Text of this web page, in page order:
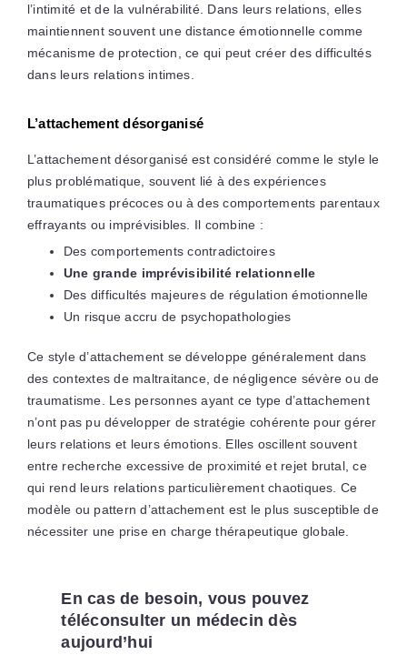
l’intimité et de la vulnérabilité. Dans leurs relations, elles
maintiennent souvent une distance émotionnelle comme
mécanisme de protection, ce qui peut créer des difficultés
dans leurs relations intimes.
L’attachement désorganisé
L’attachement désorganisé est considéré comme le style le
plus problématique, souvent lié à des expériences
traumatiques précoces ou à des comportements parentaux
effrayants ou imprévisibles. Il combine :
Des comportements contradictoires
Une grande imprévisibilité relationnelle
Des difficultés majeures de régulation émotionnelle
Un risque accru de psychopathologies
Ce style d’attachement se développe généralement dans
des contextes de maltraitance, de négligence sévère ou de
traumatisme. Les personnes ayant ce type d’attachement
n’ont pas pu développer de stratégie cohérente pour gérer
leurs relations et leurs émotions. Elles oscillent souvent
entre recherche excessive de proximité et rejet brutal, ce
qui rend leurs relations particulièrement chaotiques. Ce
modèle ou pattern d’attachement est le plus susceptible de
nécessiter une prise en charge thérapeutique globale.
En cas de besoin, vous pouvez
téléconsulter un médecin dès
aujourd’hui